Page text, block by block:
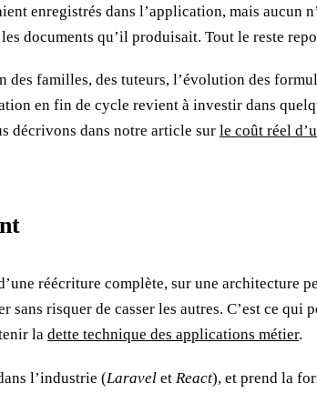
enregistrés dans l’application, mais
documents qu’il produisait. Tout le reste
familles, des tuteurs, l’évolution des
en fin de cycle revient à investir dans
décrivons dans notre article sur le coût réel
réécriture complète, sur une architecture
risquer de casser les autres. C’est ce
la dette technique des applications métier.
l’industrie (Laravel et React), et prend la